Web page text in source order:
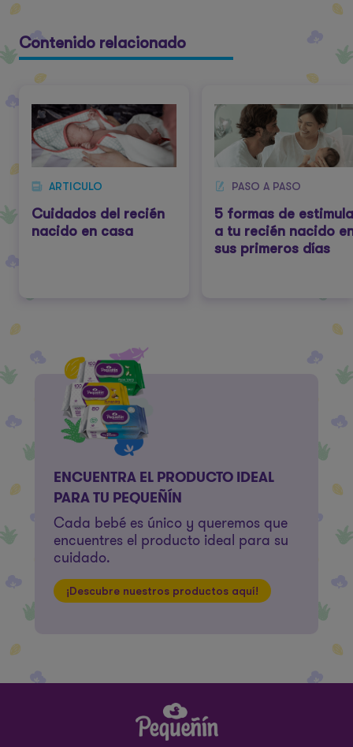
Contenido relacionado
ARTICULO
Cuidados del recién
nacido en casa
PASO A PASO
5 formas de
a tu recién nacido
sus primeros días
ENCUENTRA EL PRODUCTO IDEAL
PARA TU PEQUEÑÍN
Cada bebé es único y queremos que
encuentres el producto ideal para su
cuidado.
¡Descubre nuestros productos aquí!